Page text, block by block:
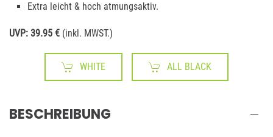
Extra leicht & hoch atmungsaktiv.
UVP: 39.95 € (inkl. MWST.)
WHITE ALL BLACK
BESCHREIBUNG